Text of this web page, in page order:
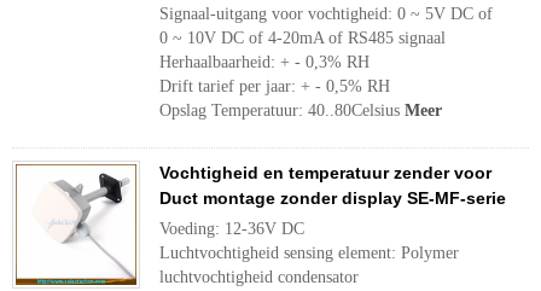
Signaal-uitgang voor vochtigheid: 0 ~ 5V DC of
0 ~ 10V DC of 4-20mA of RS485 signaal
Herhaalbaarheid: + - 0,3% RH
Drift tarief per jaar: + - 0,5% RH
Opslag Temperatuur: 40..80Celsius Meer
Vochtigheid en temperatuur zender voor
Duct montage zonder display SE-MF-serie
Voeding: 12-36V DC
Luchtvochtigheid sensing element: Polymer
luchtvochtigheid condensator